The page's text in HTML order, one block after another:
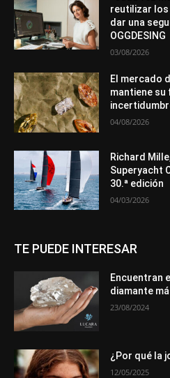
reutilizar los
dar una
OGGDESING
03/08/2026
El mercado
mantiene su
04/08/2026
Richard
Superyacht
30.ª edición
04/03/2026
TE PUEDE INTERESAR
Encuentran
diamante
23/08/2024
¿Por qué la
12/05/2025